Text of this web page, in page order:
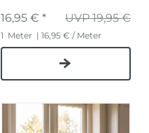
UVP 19,95 €
16,95 € *
1 Meter | 16,95 € / Meter